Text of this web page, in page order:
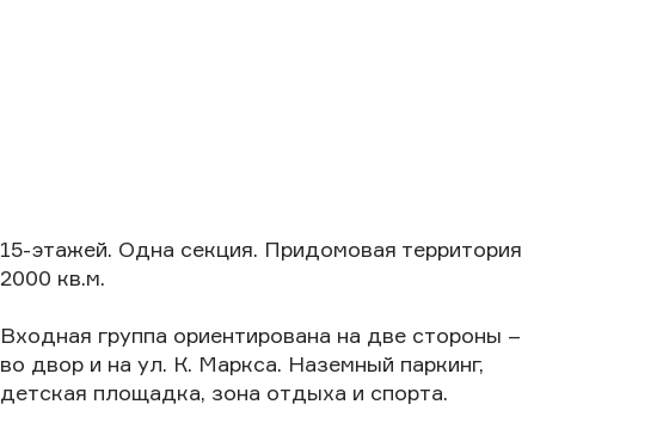
15-этажей. Одна секция. Придомовая территория
2000 кв.м.
Входная группа ориентирована на две стороны –
во двор и на ул. К. Маркса. Наземный паркинг,
детская площадка, зона отдыха и спорта.